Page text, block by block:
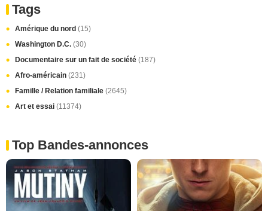
Tags
Amérique du nord (15)
Washington D.C. (30)
Documentaire sur un fait de société (187)
Afro-américain (231)
Famille / Relation familiale (2645)
Art et essai (11374)
Top Bandes-annonces